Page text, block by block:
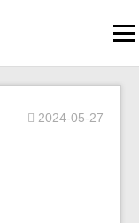
2024-05-27